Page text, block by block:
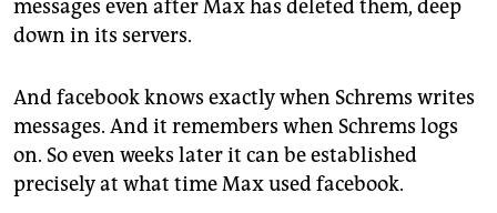
messages even after Max has deleted them, deep
down in its servers.
And facebook knows exactly when Schrems writes
messages. And it remembers when Schrems logs
on. So even weeks later it can be established
precisely at what time Max used facebook.